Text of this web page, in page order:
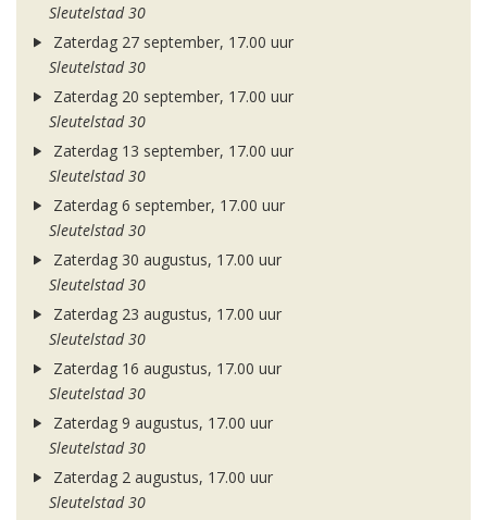
Sleutelstad 30
Zaterdag 27 september, 17.00 uur
Sleutelstad 30
Zaterdag 20 september, 17.00 uur
Sleutelstad 30
Zaterdag 13 september, 17.00 uur
Sleutelstad 30
Zaterdag 6 september, 17.00 uur
Sleutelstad 30
Zaterdag 30 augustus, 17.00 uur
Sleutelstad 30
Zaterdag 23 augustus, 17.00 uur
Sleutelstad 30
Zaterdag 16 augustus, 17.00 uur
Sleutelstad 30
Zaterdag 9 augustus, 17.00 uur
Sleutelstad 30
Zaterdag 2 augustus, 17.00 uur
Sleutelstad 30